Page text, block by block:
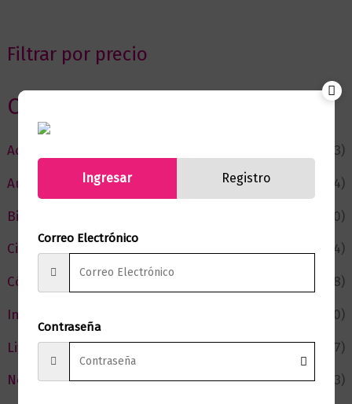
Filtrar por precio
Categorias
Actualidad
(53)
Autor del Mes
(4)
Bienestar
(230)
Ciencia y Conocimiento
(74)
Cómic y Fantasía
(88)
Infantil y Juvenil
(210)
Literatura
(367)
Negocios
(43)
Ingresar Registro
Correo Electrónico
Contraseña